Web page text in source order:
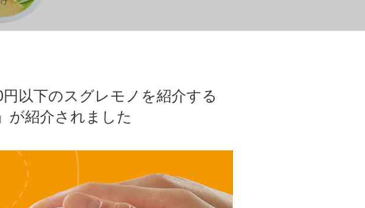
以下のスグレモノを紹介する
が紹介されました